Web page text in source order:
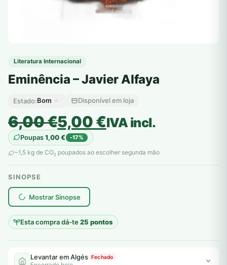
Literatura Internacional
Eminência – Javier Alfaya
Estado:Bom Disponível em loja
6,00€
O
preço
original
era:
6,00 €.
5,00€
O
preço
atual
é:
5,00 €.
IVA incl.
Poupas1,00€ -17%
~1,5 kg de CO2 poupados ao escolher segunda mão
SINOPSE
Mostrar Sinopse
Esta compra dá-te25 pontos
plantar árvores reais
Levantar em Algés Fechado